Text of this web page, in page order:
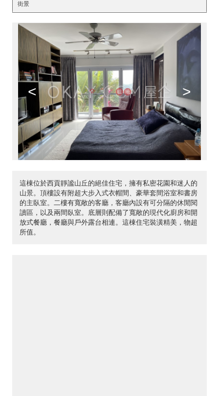
街景
< >
這棟位於西貢靜謐山丘的絕佳住宅，擁有私密花園和迷人的
山景。頂樓設有附超大步入式衣帽間、豪華套間浴室和書房
的主臥室。二樓有寬敞的客廳，客廳內設有可分隔的休閒閱
讀區，以及兩間臥室。底層則配備了寬敞的現代化廚房和開
放式餐廳，餐廳與戶外露台相連。這棟住宅裝潢精美，物超
所值。